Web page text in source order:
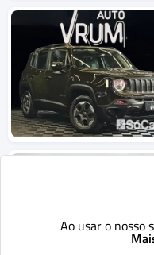
Ao usar o nosso